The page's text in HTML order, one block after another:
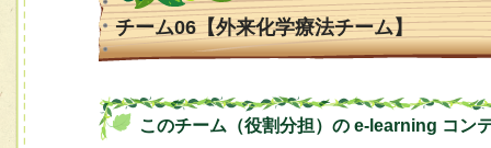
チーム06【外来化学療法チーム】
このチーム（役割分担）の e-learning コン